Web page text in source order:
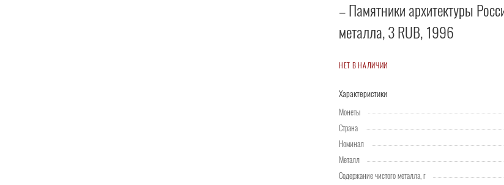
– Памятники архитектуры
металла, 3 RUB, 1996
НЕТ В НАЛИЧИИ
Характеристики
Монеты
Страна
Номинал
Металл
Содержание чистого металла, г